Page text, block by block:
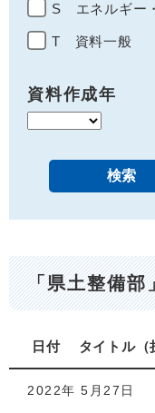
S エネルギー
T 資料一般
資料作成年
「県土整備部
日付 タイトル
2022年 5月27日